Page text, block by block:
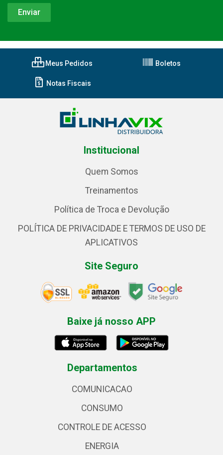
Meus Pedidos Boletos
Notas Fiscais
Institucional
Quem Somos
Treinamentos
Política de Troca e Devolução
POLÍTICA DE PRIVACIDADE E TERMOS DE USO DE
APLICATIVOS
Site Seguro
Baixe já nosso APP
Departamentos
COMUNICACAO
CONSUMO
CONTROLE DE ACESSO
ENERGIA